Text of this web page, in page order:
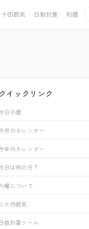
四節気 日数計算 和暦
クイックリンク
日の暦
月のカレンダー
年のカレンダー
日は何の日？
曜について
十四節気
日数計算ツール